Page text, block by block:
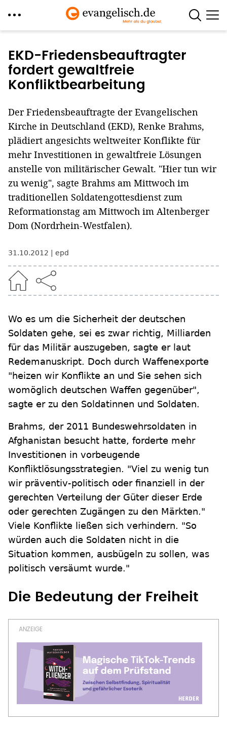
zum
Inhalt
EKD-Friedensbeauftragter
fordert gewaltfreie
Konfliktbearbeitung
Der Friedensbeauftragte der Evangelischen
Kirche in Deutschland (EKD), Renke Brahms,
plädiert angesichts weltweiter Konflikte für
mehr Investitionen in gewaltfreie Lösungen
anstelle von militärischer Gewalt. "Hier tun wir
zu wenig", sagte Brahms am Mittwoch im
traditionellen Soldatengottesdienst zum
Reformationstag am Mittwoch im Altenberger
Dom (Nordrhein-Westfalen).
31.10.2012 epd
Wo es um die Sicherheit der deutschen
Soldaten gehe, sei es zwar richtig, Milliarden
für das Militär auszugeben, sagte er laut
Redemanuskript. Doch durch Waffenexporte
"heizen wir Konflikte an und Sie sehen sich
womöglich deutschen Waffen gegenüber",
sagte er zu den Soldatinnen und Soldaten.
Brahms, der 2011 Bundeswehrsoldaten in
Afghanistan besucht hatte, forderte mehr
Investitionen in vorbeugende
Konfliktlösungsstrategien. "Viel zu wenig tun
wir präventiv-politisch oder finanziell in der
gerechten Verteilung der Güter dieser Erde
oder gerechten Zugängen zu den Märkten."
Viele Konflikte ließen sich verhindern. "So
würden auch die Soldaten nicht in die
Situation kommen, ausbügeln zu sollen, was
politisch versäumt wurde."
Die Bedeutung der Freiheit